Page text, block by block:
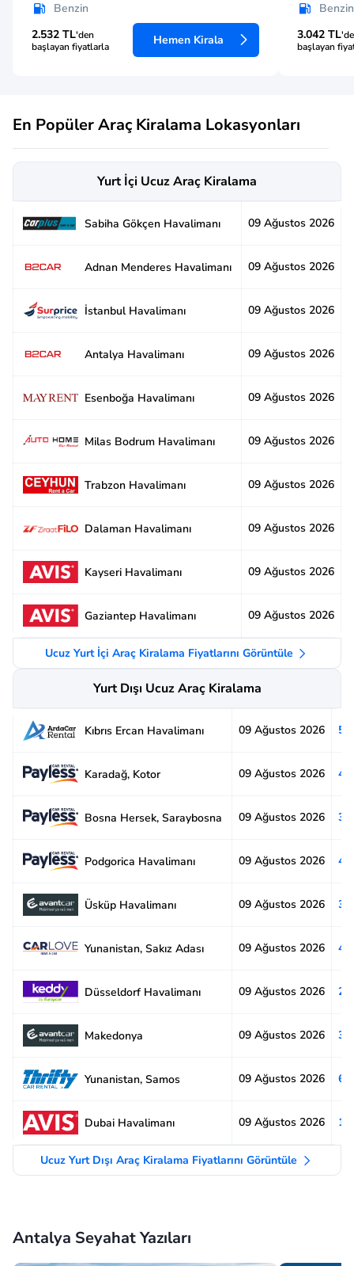
Benzin
2.532 TL'den
başlayan fiyatlarla
Hemen Kirala
Benzin
3.042 TL
başlayan
En Popüler Araç Kiralama Lokasyonları
Yurt İçi Ucuz Araç Kiralama
Sabiha Gökçen Havalimanı 09 Ağustos 2026
Adnan Menderes Havalimanı 09 Ağustos 2026
İstanbul Havalimanı 09 Ağustos 2026
Antalya Havalimanı 09 Ağustos 2026
Esenboğa Havalimanı 09 Ağustos 2026
Milas Bodrum Havalimanı 09 Ağustos 2026
Trabzon Havalimanı 09 Ağustos 2026
Dalaman Havalimanı 09 Ağustos 2026
Kayseri Havalimanı 09 Ağustos 2026
Gaziantep Havalimanı 09 Ağustos 2026
Ucuz Yurt İçi Araç Kiralama Fiyatlarını Görüntüle
Yurt Dışı Ucuz Araç Kiralama
Kıbrıs Ercan Havalimanı 09 Ağustos 2026
Karadağ, Kotor 09 Ağustos 2026
Bosna Hersek, Saraybosna 09 Ağustos 2026
Podgorica Havalimanı 09 Ağustos 2026
Üsküp Havalimanı 09 Ağustos 2026
Yunanistan, Sakız Adası 09 Ağustos 2026
Düsseldorf Havalimanı 09 Ağustos 2026
Makedonya 09 Ağustos 2026
Yunanistan, Samos 09 Ağustos 2026
Dubai Havalimanı 09 Ağustos 2026
Ucuz Yurt Dışı Araç Kiralama Fiyatlarını Görüntüle
Antalya Seyahat Yazıları